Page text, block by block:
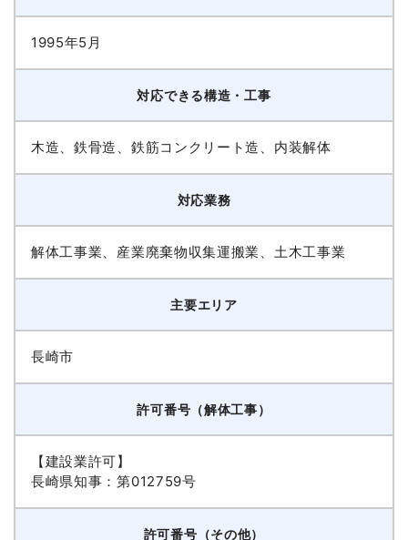
1995年5月
対応できる構造・工事
木造、鉄骨造、鉄筋コンクリート造、内装解体
対応業務
解体工事業、産業廃棄物収集運搬業、土木工事業
主要エリア
長崎市
許可番号（解体工事）
【建設業許可】
長崎県知事：第012759号
許可番号（その他）